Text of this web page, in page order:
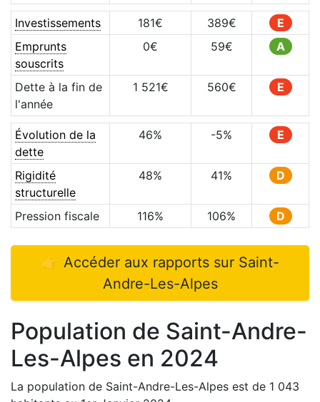
Investissements 181€ 389€
E
Emprunts
souscrits
0€ 59€ A
Dette à la fin de
l'année
1 521€ 560€ E
Évolution de la
dette
46% -5% E
Rigidité
structurelle
48% 41% D
Pression fiscale 116% 106% D
👉 Accéder aux rapports sur Saint-
Andre-Les-Alpes
Population de Saint-Andre-
Les-Alpes en 2024
La population de Saint-Andre-Les-Alpes est de 1 043